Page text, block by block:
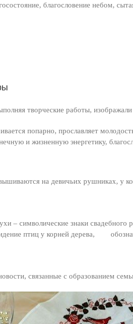
благословение небом,
творческие работы,
попарно, прославляет
и жизненную энергетику,
на девичьих рушниках, у
– символические знаки
птиц у корней дерева,
связанные с образованием